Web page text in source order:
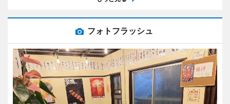
フォトフラッシュ